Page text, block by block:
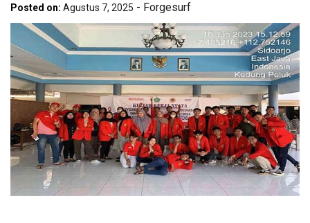
Posted on: Agustus 7, 2025 - Forgesurf